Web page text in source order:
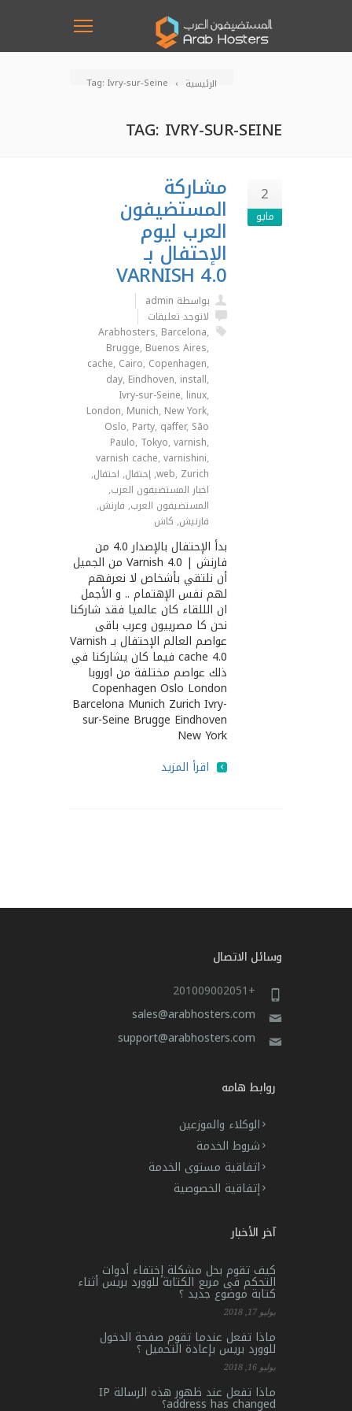
الرئيسية Tag: Ivry-sur-Seine
TAG: IVRY-SUR-SEINE
2
مايو
مشاركة
المستضيفون
العرب ليوم
الإحتفال بـ
VARNISH 4.0
بواسطة admin
لاتوجد تعليقات
Arabhosters, Barcelona,
Brugge, Buenos Aires,
cache, Cairo, Copenhagen,
day, Eindhoven, install,
Ivry-sur-Seine, linux,
London, Munich, New York,
Oslo, Party, qaffer, São
Paulo, Tokyo, varnish,
varnish cache, varnishini,
web, Zurich
,إحتفال, احتفال,
اخبار المستضيفون العرب,
المستضيفون العرب, فارنش,
فارنيش, كاش
بدأ الإحتفال بالإصدار 4.0 من
فارنش | Varnish 4.0 من الجميل
أن نلتقي بأشخاص لا نعرفهم
لهم نفس الإهتمام .. و الأجمل
ان الللقاء كان عالميا فقد شاركنا
نحن كا مصرييون وعرب باقى
عواصم العالم الإحتفال بـ Varnish
cache 4.0 فيما كان يشاركنا في
ذلك عواصم مختلفة من اوروبا
Copenhagen Oslo London
Barcelona Munich Zurich Ivry-
sur-Seine Brugge Eindhoven
New York
اقرأ المزيد
وسائل الاتصال
+201009002051
sales@arabhosters.com
support@arabhosters.com
روابط هامه
الوكلاء والموزعين
شروط الخدمة
اتفاقية مستوى الخدمة
إتفاقية الخصوصية
آخر الأخبار
كيف تقوم بحل مشكلة إختفاء أدوات
التحكم فى مربع الكتابة للوورد بريس أثناء
كتابة موضوع جديد ؟
يوليو 17, 2018
ماذا تفعل عندما تقوم صفحة الدخول
للوورد بريس بإعادة التحميل ؟
يوليو 16, 2018
ماذا تفعل عند ظهور هذه الرسالة IP
address has changed؟